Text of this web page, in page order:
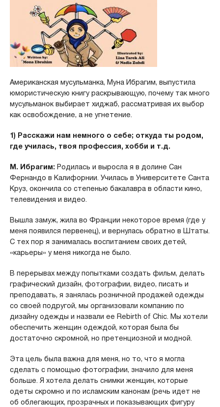
Американская мусульманка, Муна Ибрагим, выпустила
юмористическую книгу раскрывающую, почему так много
мусульманок выбирает хиджаб, рассматривая их выбор
как освобождение, а не угнетение.
1) Расскажи нам немного о себе; откуда ты родом,
где училась, твоя профессия, хобби и т.д.
М. Ибрагим: Родилась и выросла я в долине Сан
Фернандо в Калифорнии. Училась в Университете Санта
Круз, окончила со степенью бакалавра в области кино,
телевидения и видео.
Вышла замуж, жила во Франции некоторое время (где у
меня появился первенец), и вернулась обратно в Штаты.
С тех пор я занималась воспитанием своих детей,
«карьеры» у меня никогда не было.
В перерывах между попытками создать фильм, делать
графический дизайн, фотографии, видео, писать и
преподавать, я занялась розничной продажей одежды
со своей подругой, мы организовали компанию по
дизайну одежды и назвали ее Rebirth of Chic. Мы хотели
обеспечить женщин одеждой, которая была бы
достаточно скромной, но претенциозной и модной.
Эта цель была важна для меня, но то, что я могла
сделать с помощью фотографии, значило для меня
больше. Я хотела делать снимки женщин, которые
одеты скромно и по исламским канонам (речь идет не
об облегающих, прозрачных и показывающих фигуру